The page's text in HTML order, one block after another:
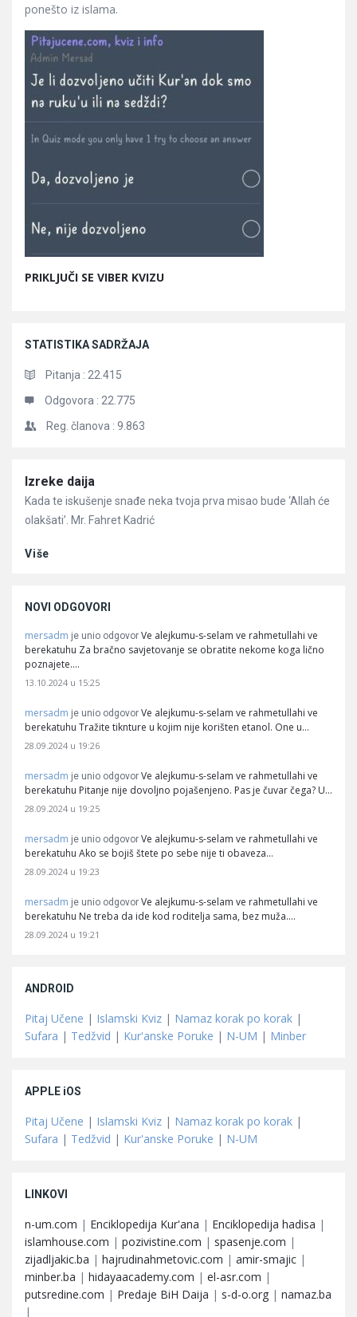
ponešto iz islama.
PRIKLJUČI SE VIBER KVIZU
STATISTIKA SADRŽAJA
Pitanja : 22.415
Odgovora : 22.775
Reg. članova : 9.863
Članci
Izreke daija
Kada te iskušenje snađe neka tvoja prva misao bude ‘Allah će
olakšati’. Mr. Fahret Kadrić
Više
NOVI ODGOVORI
mersadm je unio odgovor Ve alejkumu-s-selam ve rahmetullahi ve
berekatuhu Za bračno savjetovanje se obratite nekome koga lično
poznajete.…
13.10.2024 u 15:25
mersadm je unio odgovor Ve alejkumu-s-selam ve rahmetullahi ve
berekatuhu Tražite tiknture u kojim nije korišten etanol. One u…
28.09.2024 u 19:26
mersadm je unio odgovor Ve alejkumu-s-selam ve rahmetullahi ve
berekatuhu Pitanje nije dovoljno pojašenjeno. Pas je čuvar čega? U…
28.09.2024 u 19:25
mersadm je unio odgovor Ve alejkumu-s-selam ve rahmetullahi ve
berekatuhu Ako se bojiš štete po sebe nije ti obaveza…
28.09.2024 u 19:23
mersadm je unio odgovor Ve alejkumu-s-selam ve rahmetullahi ve
berekatuhu Ne treba da ide kod roditelja sama, bez muža.…
28.09.2024 u 19:21
ANDROID
Pitaj Učene | Islamski Kviz | Namaz korak po korak |
Sufara | Tedžvid | Kur'anske Poruke | N-UM | Minber
APPLE iOS
Pitaj Učene | Islamski Kviz | Namaz korak po korak |
Sufara | Tedžvid | Kur'anske Poruke | N-UM
LINKOVI
n-um.com | Enciklopedija Kur'ana | Enciklopedija hadisa |
islamhouse.com | pozivistine.com | spasenje.com |
zijadljakic.ba | hajrudinahmetovic.com | amir-smajic |
minber.ba | hidayaacademy.com | el-asr.com |
putsredine.com | Predaje BiH Daija | s-d-o.org | namaz.ba
|